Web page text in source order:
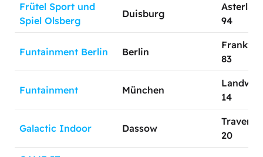
Frütel Sport und
Spiel Olsberg
Duisburg
94
Funtainment Berlin Berlin
83
Funtainment München
14
Galactic Indoor Dassow
20